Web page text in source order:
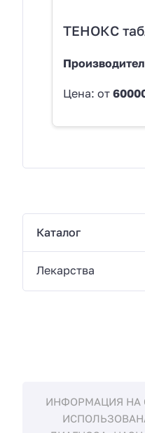
ТЕНОКС
Цена: от
Каталог
Лекарства
ИНФОРМАЦИЯ НА